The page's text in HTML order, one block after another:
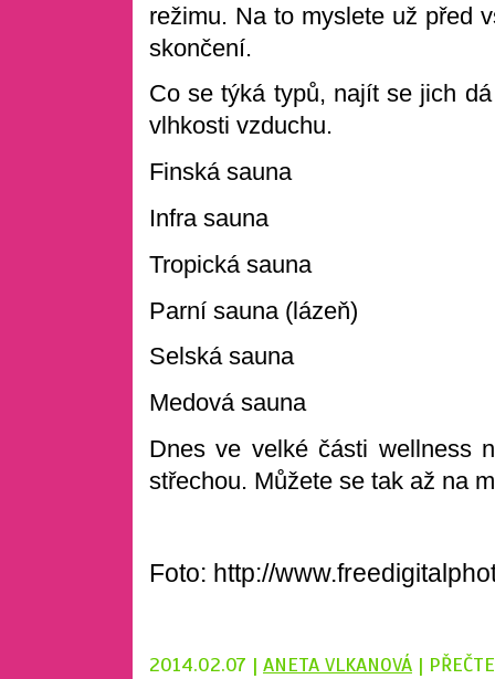
režimu. Na to myslete už před
skončení.
Co se týká typů, najít se jich
vlhkosti vzduchu.
Finská sauna
Infra sauna
Tropická sauna
Parní sauna (lázeň)
Selská sauna
Medová sauna
Dnes ve velké části wellness
střechou. Můžete se tak až na
Foto: http://
2014.02.07 | ANETA VLKANOVÁ |